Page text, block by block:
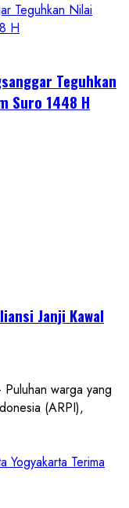
Teguhkan Nilai
H
Teguhkan
Suro 1448 H
Janji Kawal
warga yang
(ARPI),
Yogyakarta Terima